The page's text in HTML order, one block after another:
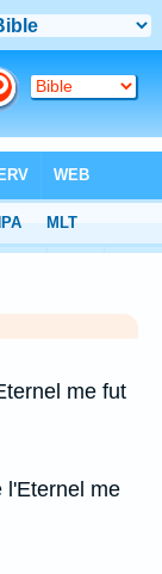
me fut
l'Eternel me